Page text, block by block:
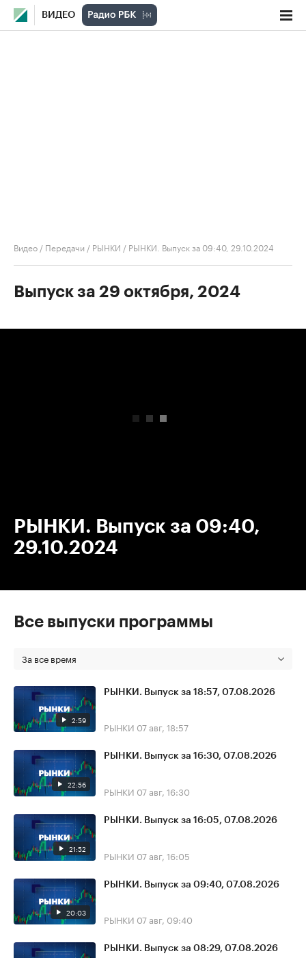
ВИДЕО
Видео / Передачи / РЫНКИ / РЫНКИ. Выпуск за 09:40, 29.10.2024
Выпуск за 29 октября, 2024
РЫНКИ. Выпуск за 09:40,
29.10.2024
Все выпуски программы
За все время
2:59
РЫНКИ. Выпуск за 18:57, 07.08.2026
РЫНКИ 07 авг, 18:57
22:56
РЫНКИ. Выпуск за 16:30, 07.08.2026
РЫНКИ 07 авг, 16:30
21:52
РЫНКИ. Выпуск за 16:05, 07.08.2026
РЫНКИ 07 авг, 16:05
20:03
РЫНКИ. Выпуск за 09:40, 07.08.2026
РЫНКИ 07 авг, 09:40
РЫНКИ. Выпуск за 08:29, 07.08.2026